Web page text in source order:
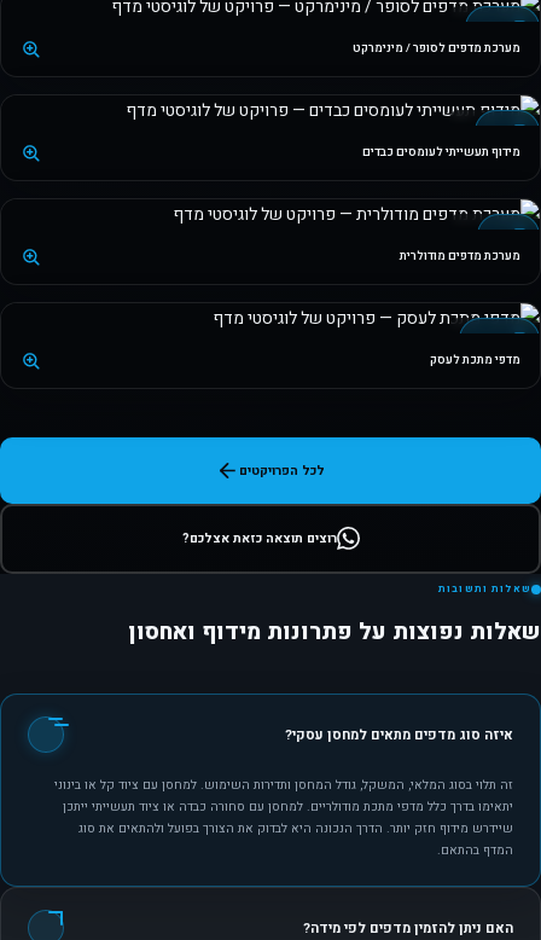
מערכת מדפים לסופר / מינימרקט
מידוף תעשייתי לעומסים כבדים
מערכת מדפים מודולרית
מדפי מתכת לעסק
לכל הפרויקטים
רוצים תוצאה כזאת אצלכם?
שאלות ותשובות
שאלות נפוצות על פתרונות מידוף ואחסון
איזה סוג מדפים מתאים למחסן עסקי?
זה תלוי בסוג המלאי, המשקל, גודל המחסן ותדירות השימוש. למחסן עם ציוד קל או בינוני
יתאימו בדרך כלל מדפי מתכת מודולריים. למחסן עם סחורה כבדה או ציוד תעשייתי ייתכן
שיידרש מידוף חזק יותר. הדרך הנכונה היא לבדוק את הצורך בפועל ולהתאים את סוג
המדף בהתאם.
האם ניתן להזמין מדפים לפי מידה?